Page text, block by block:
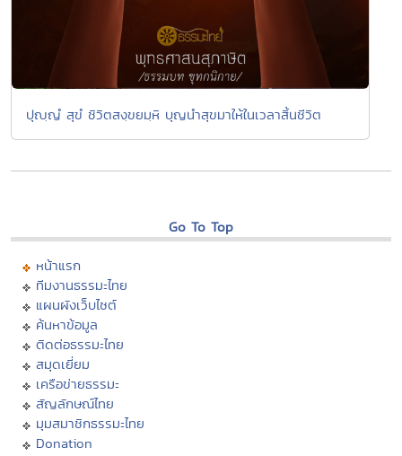
ปุญฺญํ สุขํ ชิวิตสงฺขยมฺหิ บุญนำสุขมาให้ในเวลาสิ้นชีวิต
Go To Top
หน้าแรก
ทีมงานธรรมะไทย
แผนผังเว็บไซต์
ค้นหาข้อมูล
ติดต่อธรรมะไทย
สมุดเยี่ยม
เครือข่ายธรรมะ
สัญลักษณ์ไทย
มุมสมาชิกธรรมะไทย
Donation